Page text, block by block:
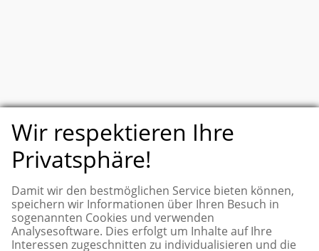
nach oben
Bürgerstiftung Lutherstadt Wittenberg
Rote Landstraße 93b
06886 Lutherstadt Wittenberg
Wir respektieren Ihre
Privatsphäre!
Damit wir den bestmöglichen Service bieten können,
speichern wir Informationen über Ihren Besuch in
sogenannten Cookies und verwenden
Analysesoftware. Dies erfolgt um Inhalte auf Ihre
Interessen zugeschnitten zu individualisieren und die